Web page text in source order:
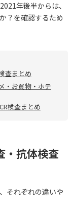
年後半からは、
？を確認するため
査まとめ
・お買物・ホテ
検査まとめ
・抗体検査
それぞれの違いや